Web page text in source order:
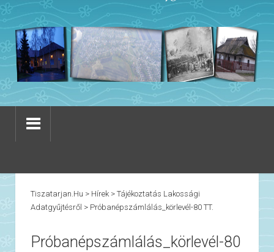
Tiszatarjan.hu > Hírek> Tájékoztatás Lakossági
Adatgyűjtésről > Próbanépszámlálás_körlevél-80 TT.
Próbanépszámlálás_körlevél-80